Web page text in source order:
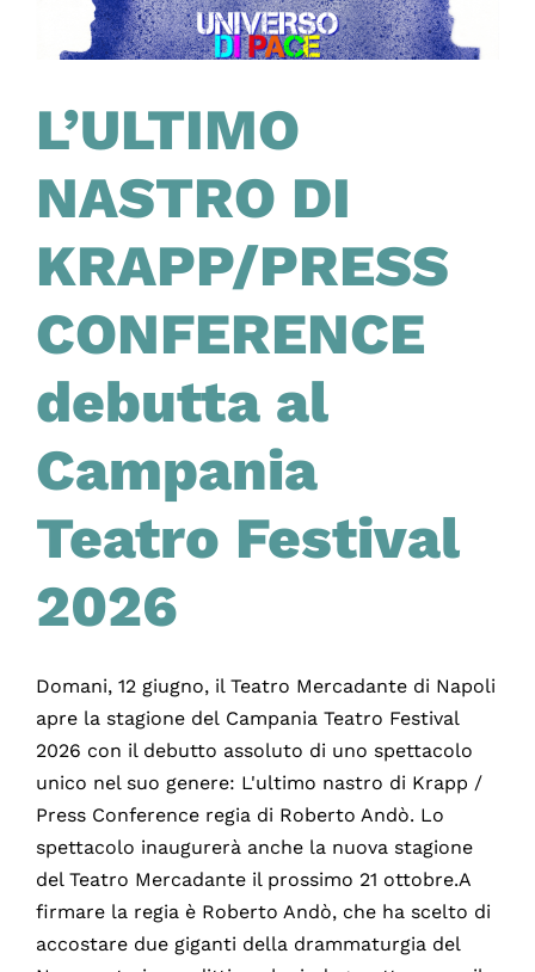
alla
Biennale
di
L’ULTIMO
NASTRO DI
KRAPP/PRESS
CONFERENCE
debutta al
Campania
Teatro Festival
2026
Domani, 12 giugno, il Teatro Mercadante di Napoli
apre la stagione del Campania Teatro Festival
2026 con il debutto assoluto di uno spettacolo
unico nel suo genere: L'ultimo nastro di Krapp /
Press Conference regia di Roberto Andò. Lo
spettacolo inaugurerà anche la nuova stagione
del Teatro Mercadante il prossimo 21 ottobre.A
firmare la regia è Roberto Andò, che ha scelto di
accostare due giganti della drammaturgia del